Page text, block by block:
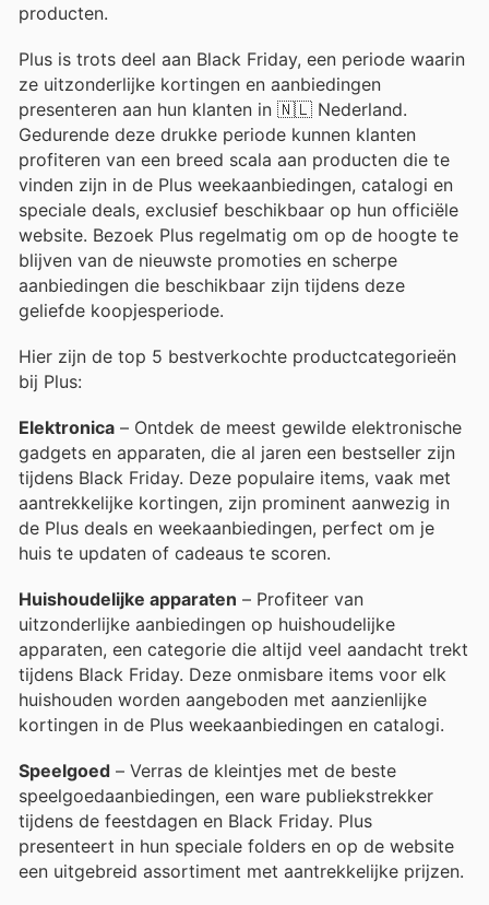
producten.
Plus is trots deel aan Black Friday, een periode waarin
ze uitzonderlijke kortingen en aanbiedingen
presenteren aan hun klanten in 🇳🇱 Nederland.
Gedurende deze drukke periode kunnen klanten
profiteren van een breed scala aan producten die te
vinden zijn in de Plus weekaanbiedingen, catalogi en
speciale deals, exclusief beschikbaar op hun officiële
website. Bezoek Plus regelmatig om op de hoogte te
blijven van de nieuwste promoties en scherpe
aanbiedingen die beschikbaar zijn tijdens deze
geliefde koopjesperiode.
Hier zijn de top 5 bestverkochte productcategorieën
bij Plus:
Elektronica – Ontdek de meest gewilde elektronische
gadgets en apparaten, die al jaren een bestseller zijn
tijdens Black Friday. Deze populaire items, vaak met
aantrekkelijke kortingen, zijn prominent aanwezig in
de Plus deals en weekaanbiedingen, perfect om je
huis te updaten of cadeaus te scoren.
Huishoudelijke apparaten – Profiteer van
uitzonderlijke aanbiedingen op huishoudelijke
apparaten, een categorie die altijd veel aandacht trekt
tijdens Black Friday. Deze onmisbare items voor elk
huishouden worden aangeboden met aanzienlijke
kortingen in de Plus weekaanbiedingen en catalogi.
Speelgoed – Verras de kleintjes met de beste
speelgoedaanbiedingen, een ware publiekstrekker
tijdens de feestdagen en Black Friday. Plus
presenteert in hun speciale folders en op de website
een uitgebreid assortiment met aantrekkelijke prijzen.